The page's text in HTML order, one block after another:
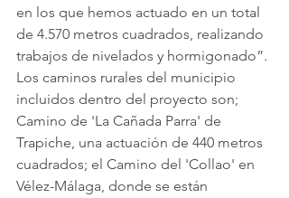
en los que hemos actuado en un total
de 4.570 metros cuadrados, realizando
trabajos de nivelados y hormigonado”.
Los caminos rurales del municipio
incluidos dentro del proyecto son;
Camino de 'La Cañada Parra' de
Trapiche, una actuación de 440 metros
cuadrados; el Camino del 'Collao' en
Vélez-Málaga, donde se están